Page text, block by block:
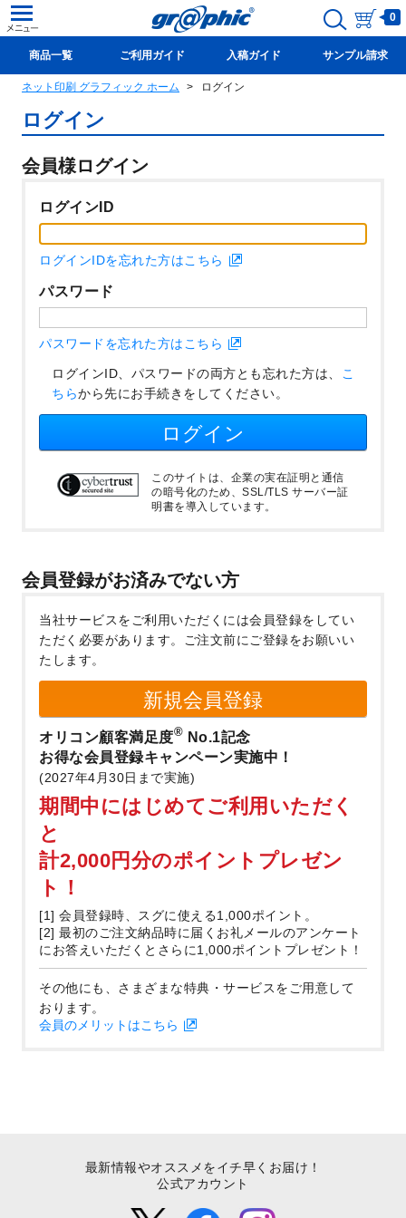
0
商品一覧 ご利用ガイド 入稿ガイド サンプル請求
新規会員登録(無料)
ネット印刷 グラフィック ホーム ログイン
ログイン
会員様ログイン
ログインID
ログインIDを忘れた方はこちら
パスワード
パスワードを忘れた方はこちら
ログインID、パスワードの両方とも忘れた方は、 こ
ちらから先にお手続きをしてください。
ログイン
このサイトは、企業の実在証明と通信
の暗号化のため、SSL/TLS サーバー証
明書を導入しています。
会員登録がお済みでない方
当社サービスをご利用いただくには会員登録をしてい
ただく必要があります。
ご注文前にご登録をお願いい
たします。
新規会員登録
オリコン顧客満足度® No.1記念
お得な会員登録キャンペーン実施中！
(2027年4月30日まで実施)
期間中にはじめてご利用いただく
と
計2,000円分のポイントプレゼン
ト！
[1] 会員登録時、スグに使える1,000ポイント。
[2] 最初のご注文納品時に届くお礼メールのアンケート
にお答えいただくとさらに1,000ポイントプレゼント！
その他にも、さまざまな特典・サービスをご用意して
おります。
会員のメリットはこちら
最新情報やオススメをイチ早くお届け！
公式アカウント